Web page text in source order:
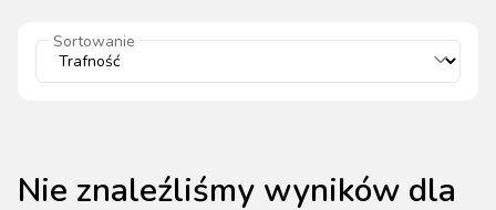
Sortowanie
Nie znaleźliśmy wyników dla